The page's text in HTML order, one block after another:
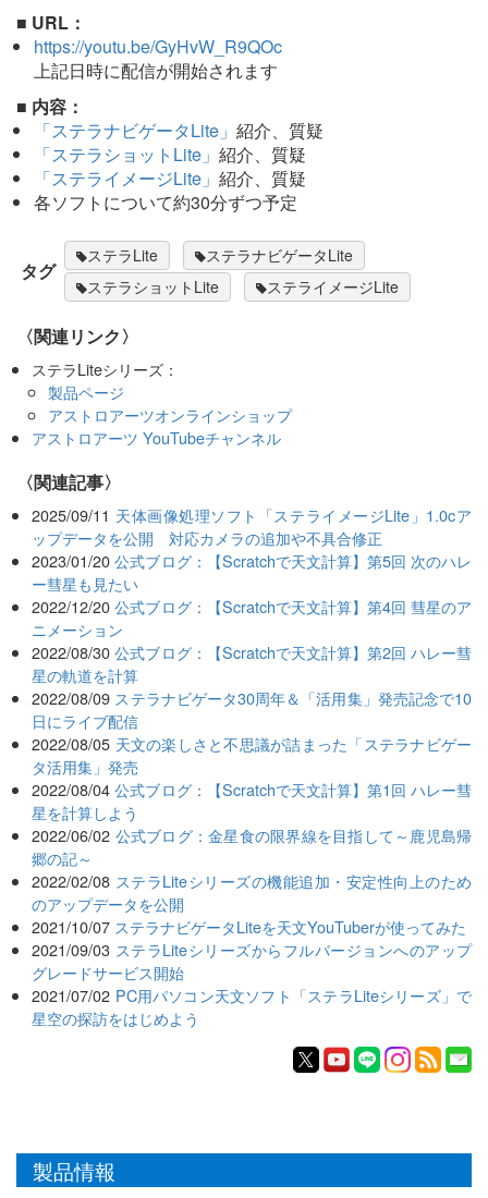
■ URL：
https://youtu.be/GyHvW_R9QOc
上記日時に配信が開始されます
■ 内容：
「ステラナビゲータLite」 紹介、質疑
「ステラショットLite」 紹介、質疑
「ステライメージLite」 紹介、質疑
各ソフトについて約30分ずつ予定
タグ
ステラLite
ステラナビゲータLite
ステラショットLite
ステライメージLite
〈関連リンク〉
ステラLiteシリーズ：
製品ページ
アストロアーツオンラインショップ
アストロアーツ YouTubeチャンネル
関連記事
2025/09/11 天体画像処理ソフト「ステライメージLite」1.0cア
ップデータを公開 対応カメラの追加や不具合修正
2023/01/20 公式ブログ：【Scratchで天文計算】第5回 次のハレ
ー彗星も見たい
2022/12/20 公式ブログ：【Scratchで天文計算】第4回 彗星のア
ニメーション
2022/08/30 公式ブログ：【Scratchで天文計算】第2回 ハレー彗
星の軌道を計算
2022/08/09 ステラナビゲータ30周年＆「活用集」発売記念で10
日にライブ配信
2022/08/05 天文の楽しさと不思議が詰まった「ステラナビゲー
タ活用集」発売
2022/08/04 公式ブログ：【Scratchで天文計算】第1回 ハレー彗
星を計算しよう
2022/06/02 公式ブログ：金星食の限界線を目指して～鹿児島帰
郷の記～
2022/02/08 ステラLiteシリーズの機能追加・安定性向上のため
のアップデータを公開
2021/10/07 ステラナビゲータLiteを天文YouTuberが使ってみた
2021/09/03 ステラLiteシリーズからフルバージョンへのアップ
グレードサービス開始
2021/07/02 PC用パソコン天文ソフト「ステラLiteシリーズ」で
星空の探訪をはじめよう
製品情報